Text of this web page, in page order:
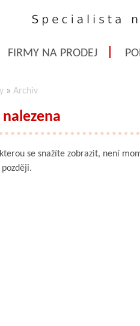
FIRMY NA PRODEJ
» Archiv
se snažíte zobrazit, není